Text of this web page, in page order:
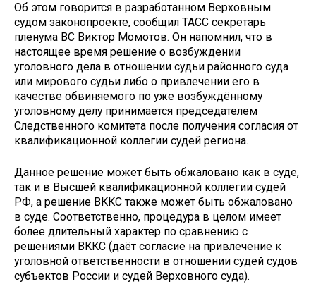
Об этом говорится в разработанном Верховным
судом законопроекте, сообщил ТАСС секретарь
пленума ВС Виктор Момотов. Он напомнил, что в
настоящее время решение о возбуждении
уголовного дела в отношении судьи районного суда
или мирового судьи либо о привлечении его в
качестве обвиняемого по уже возбуждённому
уголовному делу принимается председателем
Следственного комитета после получения согласия от
квалификационной коллегии судей региона.
Данное решение может быть обжаловано как в суде,
так и в Высшей квалификационной коллегии судей
РФ, а решение ВККС также может быть обжаловано
в суде. Соответственно, процедура в целом имеет
более длительный характер по сравнению с
решениями ВККС (даёт согласие на привлечение к
уголовной ответственности в отношении судей судов
субъектов России и судей Верховного суда).